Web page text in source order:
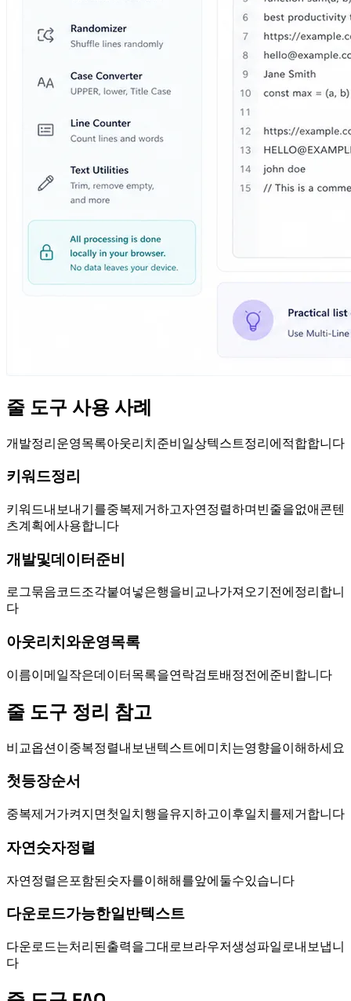
줄 도구 사용 사례
SEO, 개발 정리, 운영 목록, 아웃리치 준비, 일상 텍스트 정리에 적합합니다.
SEO 키워드 정리
키워드 내보내기를 중복 제거하고 자연 정렬하며 빈 줄을 없애 콘텐
츠 계획에 사용합니다.
개발 및 데이터 준비
로그, URL 묶음, 코드 조각, ID, 붙여넣은 행을 비교나 가져오기 전에 정리합니
다.
아웃리치와 운영 목록
이름, 이메일, 작은 데이터 목록을 연락, 검토, 배정 전에 준비합니다.
줄 도구 정리 참고
비교 옵션이 중복, 정렬, 내보낸 텍스트에 미치는 영향을 이해하세요.
첫 등장 순서
중복 제거가 켜지면 첫 일치 행을 유지하고 이후 일치를 제거합니다.
자연 숫자 정렬
자연 정렬은 포함된 숫자를 이해해 item 2를 item 10 앞에 둘 수 있습니다.
다운로드 가능한 일반 텍스트
다운로드는 처리된 출력을 그대로 브라우저 생성 .txt 파일로 내보냅니
다.